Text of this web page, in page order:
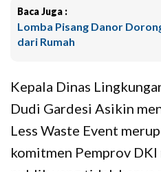
Baca Juga :
Lomba Pisang Danor
dari Rumah
Kepala Dinas
Dudi Gardesi Asikin
Less Waste Event
komitmen Pemprov